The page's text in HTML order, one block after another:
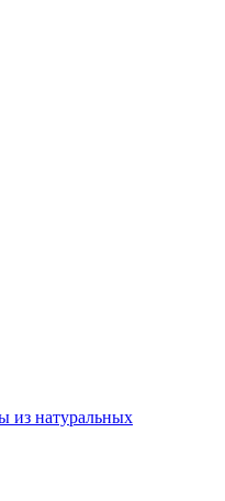
из натуральных